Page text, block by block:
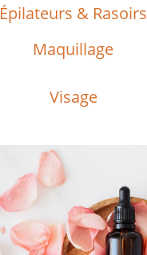
Épilateurs & Rasoirs
Maquillage
Visage